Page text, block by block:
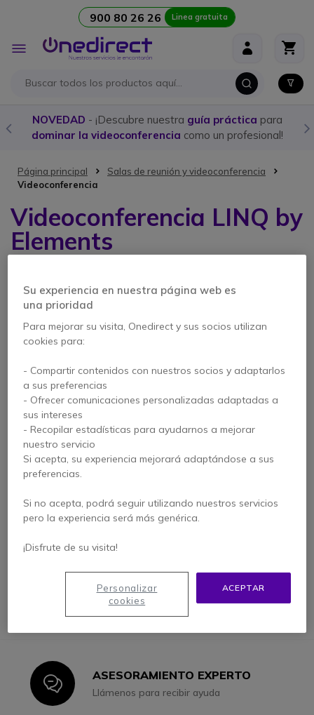
900 80 26 26 Linea gratuita
Toggle
Nav
NOVEDAD - ¡Descubre nuestra guía práctica para
dominar la videoconferencia como un profesional!
Página principal
Salas de reunión y videoconferencia
Videoconferencia
Videoconferencia LINQ by
Elements
1 artículo
Pack
Cleyver CC90
Ver productos similares
IconASESORAMIENTO EXPERTO
Llámenos para recibir ayuda
Su experiencia en nuestra página web es
una prioridad
Para mejorar su visita, Onedirect y sus socios utilizan
cookies para:
- Compartir contenidos con nuestros socios y adaptarlos
a sus preferencias
- Ofrecer comunicaciones personalizadas adaptadas a
sus intereses
- Recopilar estadísticas para ayudarnos a mejorar
nuestro servicio
Si acepta, su experiencia mejorará adaptándose a sus
preferencias.
Si no acepta, podrá seguir utilizando nuestros servicios
pero la experiencia será más genérica.
¡Disfrute de su visita!
ACEPTAR
Personalizar
cookies